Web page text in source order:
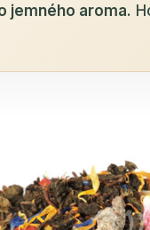
jemného aroma.